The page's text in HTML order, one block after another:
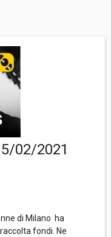
02/2021
di Milano ha
fondi. Ne